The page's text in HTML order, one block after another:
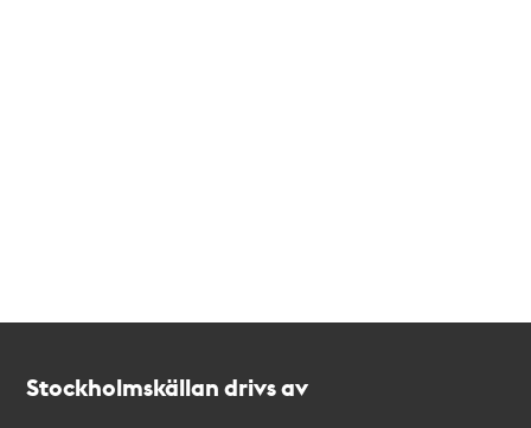
Stockholmskällan drivs av